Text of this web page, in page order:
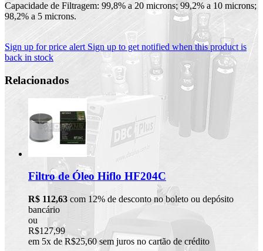
Capacidade de Filtragem: 99,8% a 20 microns; 99,2% a 10 microns;
98,2% a 5 microns.
Sign up for price alert Sign up to get notified when this product is
back in stock
Relacionados
Filtro de Óleo Hiflo HF204C
R$ 112,63 com 12% de desconto no boleto ou depósito
bancário
ou
R$127,99
em 5x de R$25,60 sem juros no cartão de crédito